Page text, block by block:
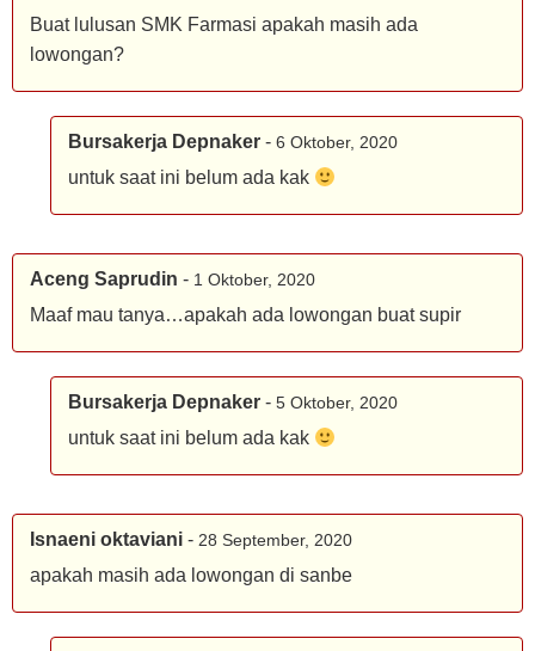
Buat lulusan SMK Farmasi apakah masih ada
lowongan?
Bursakerja Depnaker - 6 Oktober, 2020
untuk saat ini belum ada kak
Aceng Saprudin - 1 Oktober, 2020
Maaf mau tanya…apakah ada lowongan buat supir
Bursakerja Depnaker - 5 Oktober, 2020
untuk saat ini belum ada kak
Isnaeni oktaviani - 28 September, 2020
apakah masih ada lowongan di sanbe